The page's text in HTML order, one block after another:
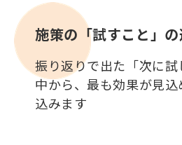
施策の「試すこと」の
振り返りで出た「次に
中から、最も効果が見
込みます